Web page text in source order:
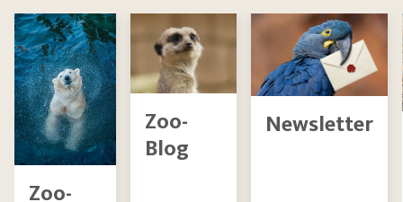
Zoo-
Zoo-
Blog
Newsletter